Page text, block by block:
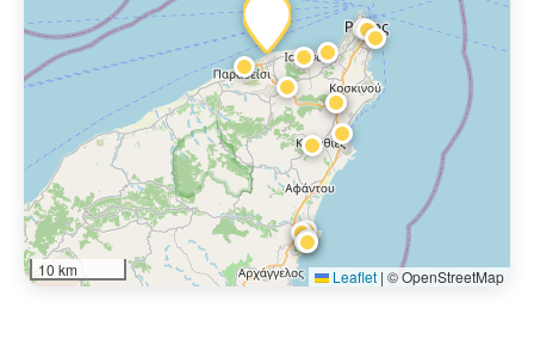
10 km Leaflet | © OpenStreetMap